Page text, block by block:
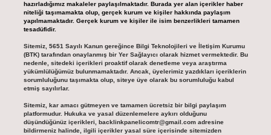
hazırladığımız makaleler paylaşılmaktadır. Burada yer alan içerikler haber
niteliği taşımamakta olup, gerçek kurum ve kişiler hakkında paylaşım
yapılmamaktadır. Gerçek kurum ve kişiler ile isim benzerlikleri tamamen
tesadüfidir.
Sitemiz, 5651 Sayılı Kanun gereğince Bilgi Teknolojileri ve İletişim Kurumu
(BTK) tarafından onaylanmış bir Yer Sağlayıcı olarak hizmet vermektedir. Bu
nedenle, sitedeki içerikleri proaktif olarak denetleme veya araştırma
yükümlülüğümüz bulunmamaktadır. Ancak, üyelerimiz yazdıkları içeriklerin
sorumluluğunu taşımakta olup, siteye üye olarak bu sorumluluğu kabul
etmiş sayılırlar.
Sitemiz, kar amacı gütmeyen ve tamamen ücretsiz bir bilgi paylaşım
platformudur. Hukuka ve yasal düzenlemelere aykırı olduğunu
düşündüğünüz içerikleri, backlinkpanelicomtr@gmail.comadresine
bildirmeniz halinde, ilgili içerikler yasal süre içerisinde sitemizden